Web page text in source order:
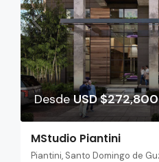
DesdeUSD $272,800
MStudio Piantini